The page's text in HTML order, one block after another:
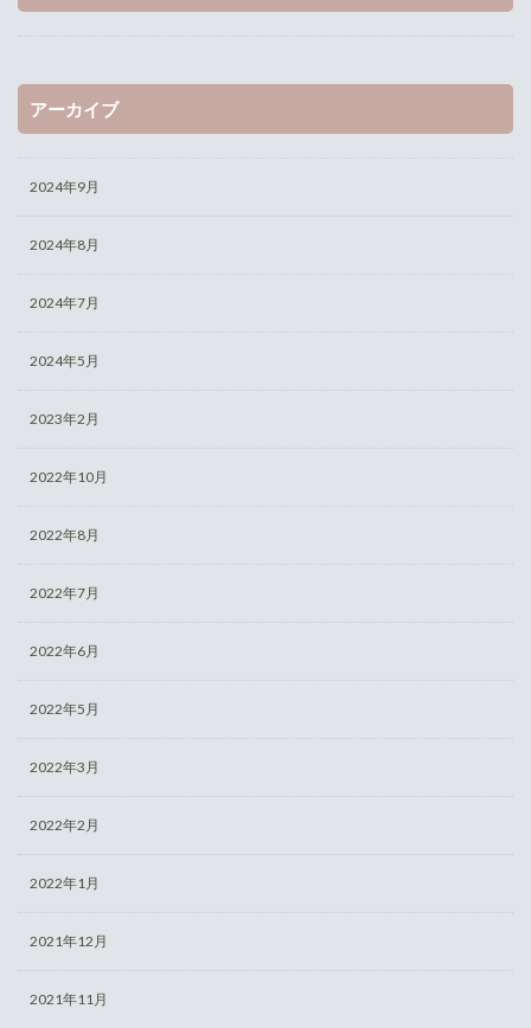
アーカイブ
2024年9月
2024年8月
2024年7月
2024年5月
2023年2月
2022年10月
2022年8月
2022年7月
2022年6月
2022年5月
2022年3月
2022年2月
2022年1月
2021年12月
2021年11月